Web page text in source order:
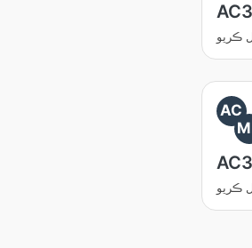
AC